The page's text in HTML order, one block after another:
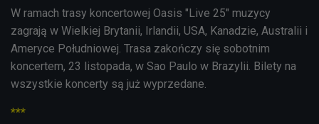
W ramach trasy koncertowej Oasis "Live 25" muzycy
zagrają w Wielkiej Brytanii, Irlandii, USA, Kanadzie, Australii i
Ameryce Południowej. Trasa zakończy się sobotnim
koncertem, 23 listopada, w Sao Paulo w Brazylii. Bilety na
wszystkie koncerty są już wyprzedane.
***